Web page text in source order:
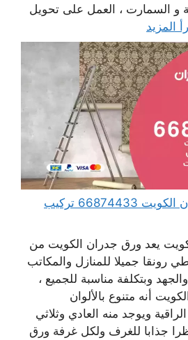
و السمارت ، العمل على تحويل
المزيد
فني تركيب ورق جدران الكويت 66874433 تركيب
يعد ورق جدران الكويت من
رونقا جميلا للمنازل والمكاتب
وبتكلفة مناسبة للجميع ،
أنه متنوع بالألوان
ويوجد منه العادي وثلاثي
جذابا للغرف ولكل غرفة ورق